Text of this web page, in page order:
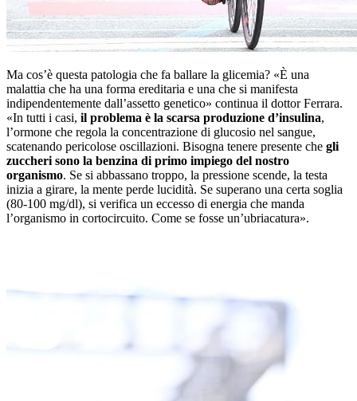
Ma cos’è questa patologia che fa ballare la glicemia? «È una
malattia che ha una forma ereditaria e una che si manifesta
indipendentemente dall’assetto genetico» continua il dottor Ferrara.
«In tutti i casi, il problema è la scarsa produzione d’insulina,
l’ormone che regola la concentrazione di glucosio nel sangue,
scatenando pericolose oscillazioni. Bisogna tenere presente che gli
zuccheri sono la benzina di primo impiego del nostro
organismo. Se si abbassano troppo, la pressione scende, la testa
inizia a girare, la mente perde lucidità. Se superano una certa soglia
(80-100 mg/dl), si verifica un eccesso di energia che manda
l’organismo in cortocircuito. Come se fosse un’ubriacatura».